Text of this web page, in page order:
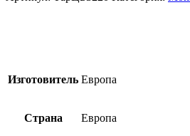
напиток
(12)
Изготовитель Европа
Страна Европа